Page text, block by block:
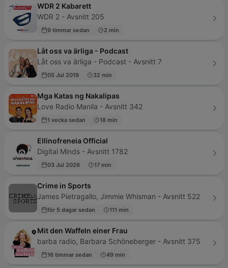
WDR 2 Kabarett
WDR 2 - Avsnitt 205
9 timmar sedan 2 min
Låt oss va ärliga - Podcast
Låt oss va ärliga - Podcast - Avsnitt 7
05 Jul 2019 32 min
Mga Katas ng Nakalipas
Love Radio Manila - Avsnitt 342
1 vecka sedan 18 min
Ellinofreneia Official
Digital Minds - Avsnitt 1782
03 Jul 2026 17 min
Crime in Sports
James Pietragallo, Jimmie Whisman - Avsnitt 522
för 5 dagar sedan 111 min
Mit den Waffeln einer Frau
barba radio, Barbara Schöneberger - Avsnitt 375
16 timmar sedan 49 min